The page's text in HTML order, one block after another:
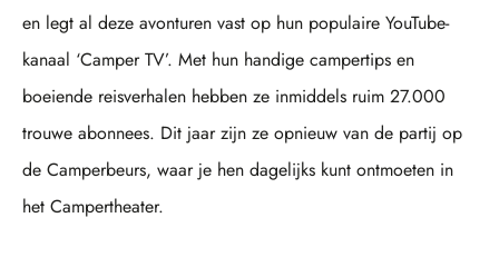
en legt al deze avonturen vast op hun populaire YouTube-
kanaal ‘Camper TV’. Met hun handige campertips en
boeiende reisverhalen hebben ze inmiddels ruim 27.000
trouwe abonnees. Dit jaar zijn ze opnieuw van de partij op
de Camperbeurs, waar je hen dagelijks kunt ontmoeten in
het Campertheater.